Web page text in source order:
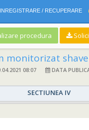
INREGISTRARE / RECUPERARE
procedura
monitorizat
08:07
DATA
SECTIUNEA IV